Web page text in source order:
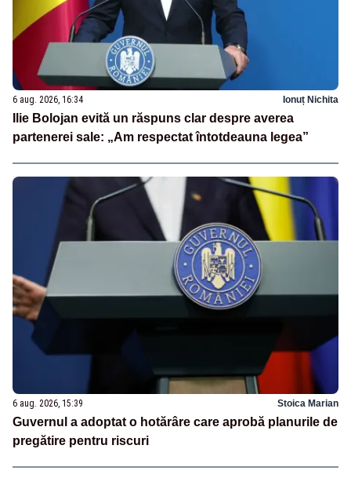
6 aug. 2026, 16:34 Ionuț Nichita
Ilie Bolojan evită un răspuns clar despre averea
partenerei sale: „Am respectat întotdeauna legea”
6 aug. 2026, 15:39 Stoica Marian
Guvernul a adoptat o hotărâre care aprobă planurile de
pregătire pentru riscuri